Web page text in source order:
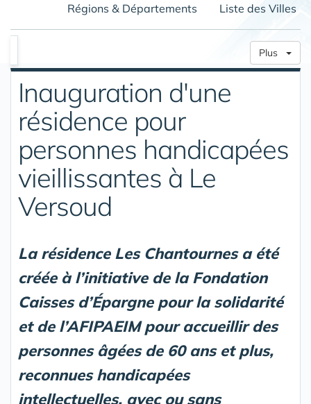
Régions & Départements Liste des Villes
Plus
Inauguration d'une
résidence pour
personnes handicapées
vieillissantes à Le
Versoud
La résidence Les Chantournes a été
créée à l’initiative de la Fondation
Caisses d’Épargne pour la solidarité
et de l’AFIPAEIM pour accueillir des
personnes âgées de 60 ans et plus,
reconnues handicapées
intellectuelles, avec ou sans